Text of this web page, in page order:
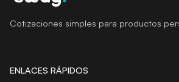
Cotizaciones simples para productos
ENLACES RÁPIDOS